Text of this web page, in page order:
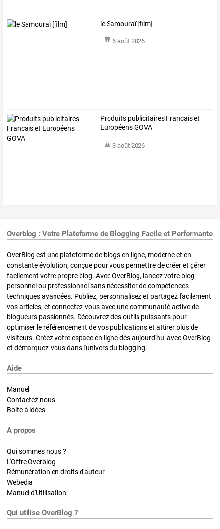
le Samouraï [film]
6 août 2026
Produits publicitaires Francais et
Européens GOVA
3 août 2026
Overblog : Votre Plateforme de Blogging Facile et Performante
OverBlog est une plateforme de blogs en ligne, moderne et en
constante évolution, conçue pour vous permettre de créer et gérer
facilement votre propre blog. Avec OverBlog, lancez votre blog
personnel ou professionnel sans nécessiter de compétences
techniques avancées. Publiez, personnalisez et partagez facilement
vos articles, et connectez-vous avec une communauté active de
blogueurs passionnés. Découvrez des outils puissants pour
optimiser le référencement de vos publications et attirer plus de
visiteurs. Créez votre espace en ligne dès aujourd'hui avec OverBlog
et démarquez-vous dans l'univers du blogging.
Aide
Manuel
Contactez nous
Boite à idées
A propos
Qui sommes nous ?
L'Offre Overblog
Rémunération en droits d'auteur
Webedia
Manuel d'Utilisation
Qui utilise OverBlog ?